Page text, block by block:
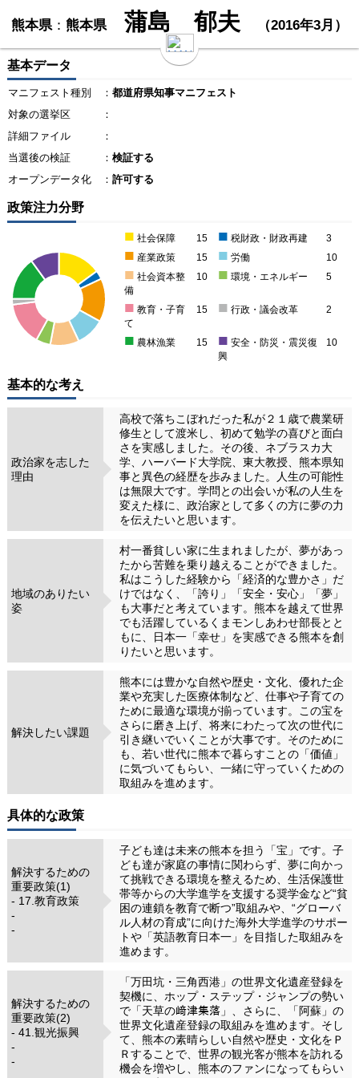
熊本県： 熊本県 蒲島 郁夫 （2016年3月）
基本データ
マニフェスト種別 ： 都道府県知事マニフェスト
対象の選挙区
：
詳細ファイル
：
当選後の検証
： 検証する
オープンデータ化
： 許可する
政策注力分野
■ 社会保障 15 ■ 税財政・財政再建 3
■ 産業政策 15 ■ 労働 10
■ 社会資本整
備
10 ■ 環境・エネルギー 5
■ 教育・子育
て
15 ■ 行政・議会改革 2
■ 農林漁業 15 ■ 安全・防災・震災復
興
10
基本的な考え
政治家を志した
理由
高校で落ちこぼれだった私が２１歳で農業研
修生として渡米し、初めて勉学の喜びと面白
さを実感しました。その後、ネブラスカ大
学、ハーバード大学院、東大教授、熊本県知
事と異色の経歴を歩みました。人生の可能性
は無限大です。学問との出会いが私の人生を
変えた様に、政治家として多くの方に夢の力
を伝えたいと思います。
地域のありたい
姿
村一番貧しい家に生まれましたが、夢があっ
たから苦難を乗り越えることができました。
私はこうした経験から「経済的な豊かさ」だ
けではなく、「誇り」「安全・安心」「夢」
も大事だと考えています。熊本を越えて世界
でも活躍しているくまモンしあわせ部長とと
もに、日本一「幸せ」を実感できる熊本を創
りたいと思います。
解決したい課題
熊本には豊かな自然や歴史・文化、優れた企
業や充実した医療体制など、仕事や子育ての
ために最適な環境が揃っています。この宝を
さらに磨き上げ、将来にわたって次の世代に
引き継いでいくことが大事です。そのために
も、若い世代に熊本で暮らすことの「価値」
に気づいてもらい、一緒に守っていくための
取組みを進めます。
具体的な政策
解決するための
重要政策(1)
- 17.教育政策
-
-
子ども達は未来の熊本を担う「宝」です。子
ども達が家庭の事情に関わらず、夢に向かっ
て挑戦できる環境を整えるため、生活保護世
帯等からの大学進学を支援する奨学金など“貧
困の連鎖を教育で断つ”取組みや、“グローバ
ル人材の育成”に向けた海外大学進学のサポー
トや「英語教育日本一」を目指した取組みを
進めます。
解決するための
重要政策(2)
- 41.観光振興
-
-
「万田坑・三角西港」の世界文化遺産登録を
契機に、ホップ・ステップ・ジャンプの勢い
で「天草の﨑津集落」、さらに、「阿蘇」の
世界文化遺産登録の取組みを進めます。そし
て、熊本の素晴らしい自然や歴史・文化をＰ
Ｒすることで、世界の観光客が熊本を訪れる
機会を増やし、熊本のファンになってもらい